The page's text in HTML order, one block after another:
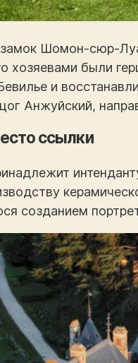
Шомон-сюр-
хозяевами были
и
Анжуйский,
ссылки
созданием